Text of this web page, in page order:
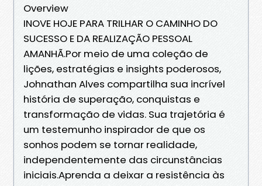
Overview
INOVE HOJE PARA TRILHAR O CAMINHO DO
SUCESSO E DA REALIZAÇÃO PESSOAL
AMANHÃ.Por meio de uma coleção de
lições, estratégias e insights poderosos,
Johnathan Alves compartilha sua incrível
história de superação, conquistas e
transformação de vidas. Sua trajetória é
um testemunho inspirador de que os
sonhos podem se tornar realidade,
independentemente das circunstâncias
iniciais.Aprenda a deixar a resistência às